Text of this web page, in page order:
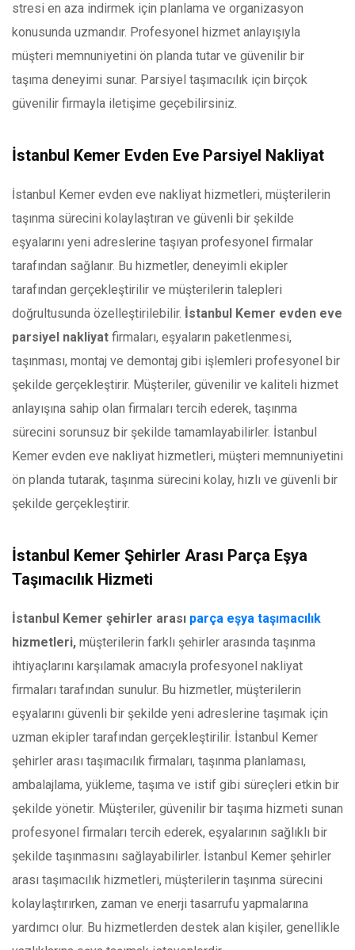
stresi en aza indirmek için planlama ve organizasyon
konusunda uzmandır. Profesyonel hizmet anlayışıyla
müşteri memnuniyetini ön planda tutar ve güvenilir bir
taşıma deneyimi sunar. Parsiyel taşımacılık için birçok
güvenilir firmayla iletişime geçebilirsiniz.
İstanbul Kemer Evden Eve Parsiyel Nakliyat
İstanbul Kemer evden eve nakliyat hizmetleri, müşterilerin
taşınma sürecini kolaylaştıran ve güvenli bir şekilde
eşyalarını yeni adreslerine taşıyan profesyonel firmalar
tarafından sağlanır. Bu hizmetler, deneyimli ekipler
tarafından gerçekleştirilir ve müşterilerin talepleri
doğrultusunda özelleştirilebilir. İstanbul Kemer evden eve
parsiyel nakliyat firmaları, eşyaların paketlenmesi,
taşınması, montaj ve demontaj gibi işlemleri profesyonel bir
şekilde gerçekleştirir. Müşteriler, güvenilir ve kaliteli hizmet
anlayışına sahip olan firmaları tercih ederek, taşınma
sürecini sorunsuz bir şekilde tamamlayabilirler. İstanbul
Kemer evden eve nakliyat hizmetleri, müşteri memnuniyetini
ön planda tutarak, taşınma sürecini kolay, hızlı ve güvenli bir
şekilde gerçekleştirir.
İstanbul Kemer Şehirler Arası Parça Eşya
Taşımacılık Hizmeti
İstanbul Kemer şehirler arası parça eşya taşımacılık
hizmetleri, müşterilerin farklı şehirler arasında taşınma
ihtiyaçlarını karşılamak amacıyla profesyonel nakliyat
firmaları tarafından sunulur. Bu hizmetler, müşterilerin
eşyalarını güvenli bir şekilde yeni adreslerine taşımak için
uzman ekipler tarafından gerçekleştirilir. İstanbul Kemer
şehirler arası taşımacılık firmaları, taşınma planlaması,
ambalajlama, yükleme, taşıma ve istif gibi süreçleri etkin bir
şekilde yönetir. Müşteriler, güvenilir bir taşıma hizmeti sunan
profesyonel firmaları tercih ederek, eşyalarının sağlıklı bir
şekilde taşınmasını sağlayabilirler. İstanbul Kemer şehirler
arası taşımacılık hizmetleri, müşterilerin taşınma sürecini
kolaylaştırırken, zaman ve enerji tasarrufu yapmalarına
yardımcı olur. Bu hizmetlerden destek alan kişiler, genellikle